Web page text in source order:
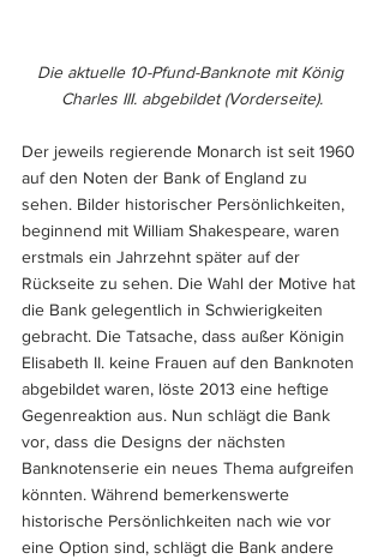
Die aktuelle 10-Pfund-Banknote mit König
Charles III. abgebildet (Vorderseite).
Der jeweils regierende Monarch ist seit 1960
auf den Noten der Bank of England zu
sehen. Bilder historischer Persönlichkeiten,
beginnend mit William Shakespeare, waren
erstmals ein Jahrzehnt später auf der
Rückseite zu sehen. Die Wahl der Motive hat
die Bank gelegentlich in Schwierigkeiten
gebracht. Die Tatsache, dass außer Königin
Elisabeth II. keine Frauen auf den Banknoten
abgebildet waren, löste 2013 eine heftige
Gegenreaktion aus. Nun schlägt die Bank
vor, dass die Designs der nächsten
Banknotenserie ein neues Thema aufgreifen
könnten. Während bemerkenswerte
historische Persönlichkeiten nach wie vor
eine Option sind, schlägt die Bank andere